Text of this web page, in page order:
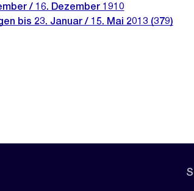
/ 16. Dezember 1910
bis 23. Januar / 15. Mai 2013 (379)